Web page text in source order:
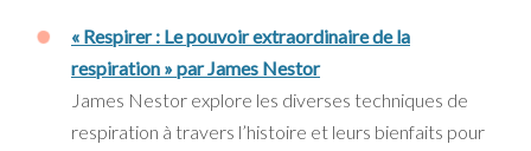
« Respirer : Le pouvoir extraordinaire de la
respiration » par James Nestor
James Nestor explore les diverses techniques de
respiration à travers l’histoire et leurs bienfaits pour